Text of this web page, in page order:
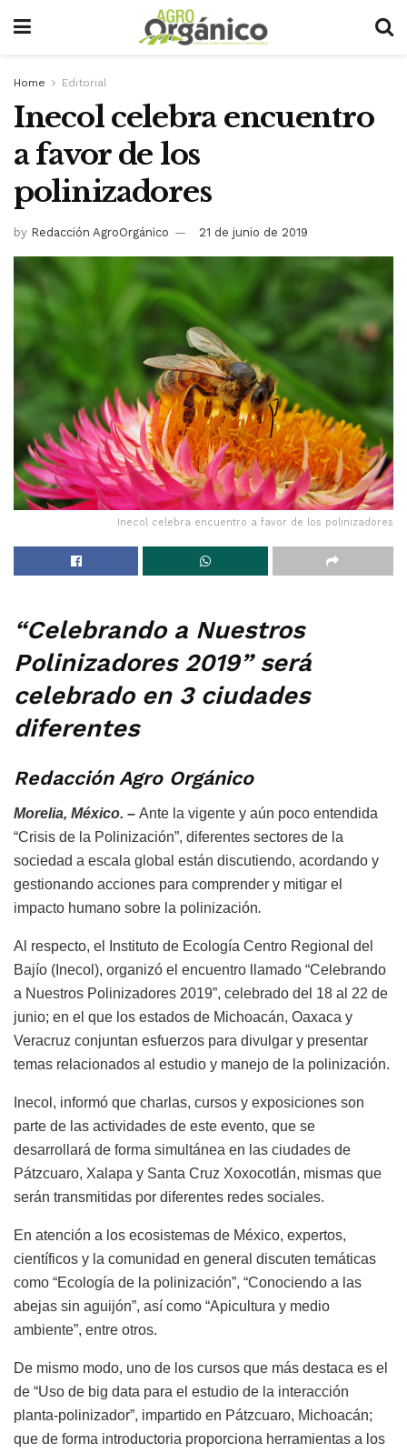
Home Editorial
Inecol celebra encuentro
a favor de los
polinizadores
by Redacción AgroOrgánico 21 de junio de 2019
Inecol celebra encuentro a favor de los polinizadores
“Celebrando a Nuestros
Polinizadores 2019” será
celebrado en 3 ciudades
diferentes
Redacción Agro Orgánico
Morelia, México. – Ante la vigente y aún poco entendida
“Crisis de la Polinización”, diferentes sectores de la
sociedad a escala global están discutiendo, acordando y
gestionando acciones para comprender y mitigar el
impacto humano sobre la polinización.
Al respecto, el Instituto de Ecología Centro Regional del
Bajío (Inecol), organizó el encuentro llamado “Celebrando
a Nuestros Polinizadores 2019”, celebrado del 18 al 22 de
junio; en el que los estados de Michoacán, Oaxaca y
Veracruz conjuntan esfuerzos para divulgar y presentar
temas relacionados al estudio y manejo de la polinización.
Inecol, informó que charlas, cursos y exposiciones son
parte de las actividades de este evento, que se
desarrollará de forma simultánea en las ciudades de
Pátzcuaro, Xalapa y Santa Cruz Xoxocotlán, mismas que
serán transmitidas por diferentes redes sociales.
En atención a los ecosistemas de México, expertos,
científicos y la comunidad en general discuten temáticas
como “Ecología de la polinización”, “Conociendo a las
abejas sin aguijón”, así como “Apicultura y medio
ambiente”, entre otros.
De mismo modo, uno de los cursos que más destaca es el
de “Uso de big data para el estudio de la interacción
planta-polinizador”, impartido en Pátzcuaro, Michoacán;
que de forma introductoria proporciona herramientas a los